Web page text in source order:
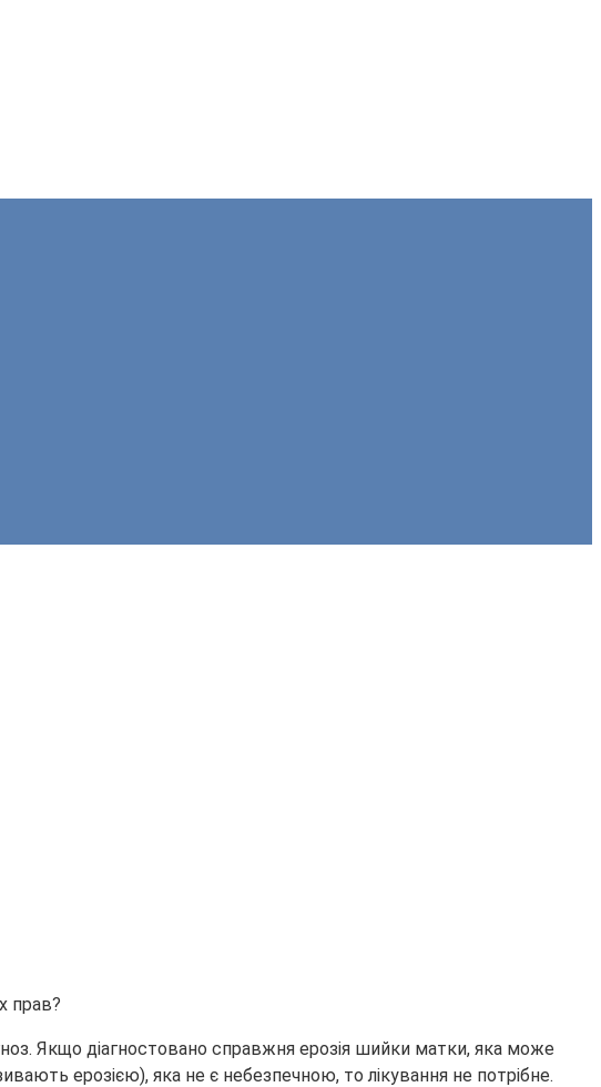
прав?
Якщо діагностовано справжня ерозія шийки матки, яка може
ерозією), яка не є небезпечною, то лікування не потрібне.